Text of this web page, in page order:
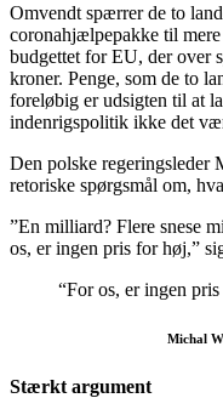
Omvendt spærrer de to
coronahjælpepakke til
budgettet for EU, der over
kroner. Penge, som de to
foreløbig er udsigten til at
indenrigspolitik ikke det
Den polske regeringsleder
retoriske spørgsmål om,
”En milliard? Flere snese
os, er ingen pris for høj,”
“For os, er ingen
Michal
Stærkt argument